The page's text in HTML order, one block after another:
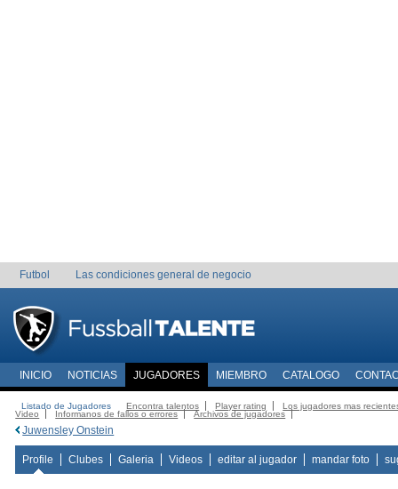
Futbol Las condiciones general de negocio
INICIO NOTICIAS JUGADORES MIEMBRO CATALOGO
Listado de Jugadores Encontra talentos Player rating
Los jugadores mas
Video
Informanos de fallos o errores Archivos de jugadores
Juwensley Onstein
Profile Clubes Galeria Videos editar al jugador mandar foto